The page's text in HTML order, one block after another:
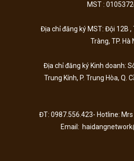
MST :
Địa chỉ đăng ký MST: Đội 12B
Tràng, TP. Hà
Địa chỉ đăng ký Kinh doanh:
Trung Kính, P. Trung Hòa, Q.
ĐT: 0987.556.423- Hotline: Mrs
Email: